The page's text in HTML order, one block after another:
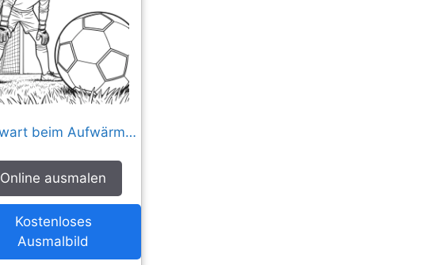
Torwart beim Aufwärmen am Tor
Online ausmalen
Kostenloses
Ausmalbild